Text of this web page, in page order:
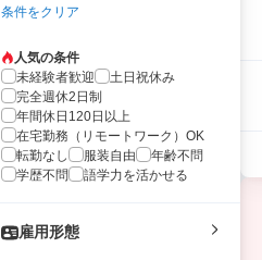
条件をクリア
人気の条件
未経験者歓迎
土日祝休み
完全週休2日制
年間休日120日以上
在宅勤務（リモートワーク）OK
転勤なし
服装自由
年齢不問
学歴不問
語学力を活かせる
雇用形態